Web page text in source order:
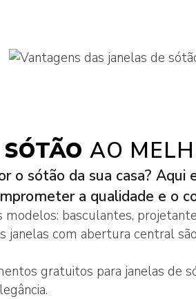
AO
o sótão da sua casa? Aqui
a qualidade e o
modelos: basculantes,
janelas com abertura central
gratuitos para janelas de